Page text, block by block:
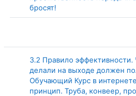
бросят!
3.2 Правило
делали на выходе должен
Обучающий Курс в
принцип. Труба, конвеер,